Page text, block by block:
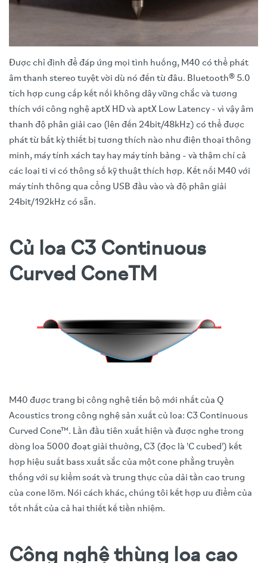
Được chỉ định để đáp ứng mọi tình huống, M40 có thể phát
âm thanh stereo tuyệt vời dù nó đến từ đâu. Bluetooth® 5.0
tích hợp cung cấp kết nối không dây vững chắc và tương
thích với công nghệ aptX HD và aptX Low Latency - vì vậy âm
thanh độ phân giải cao (lên đến 24bit/48kHz) có thể được
phát từ bất kỳ thiết bị tương thích nào như điện thoại thông
minh, máy tính xách tay hay máy tính bảng - và thậm chí cả
các loại ti vi có thông số kỹ thuật thích hợp. Kết nối M40 với
máy tính thông qua cổng USB đầu vào và độ phân giải
24bit/192kHz có sẵn.
Củ loa C3 Continuous
Curved ConeTM
M40 được trang bị công nghệ tiến bộ mới nhất của Q
Acoustics trong công nghệ sản xuất củ loa: C3 Continuous
Curved Cone™. Lần đầu tiên xuất hiện và được nghe trong
dòng loa 5000 đoạt giải thưởng, C3 (đọc là 'C cubed') kết
hợp hiệu suất bass xuất sắc của một cone phẳng truyền
thống với sự kiểm soát và trung thực của dải tần cao trung
của cone lõm. Nói cách khác, chúng tôi kết hợp ưu điểm của
tốt nhất của cả hai thiết kế tiền nhiệm.
Công nghệ thùng loa cao